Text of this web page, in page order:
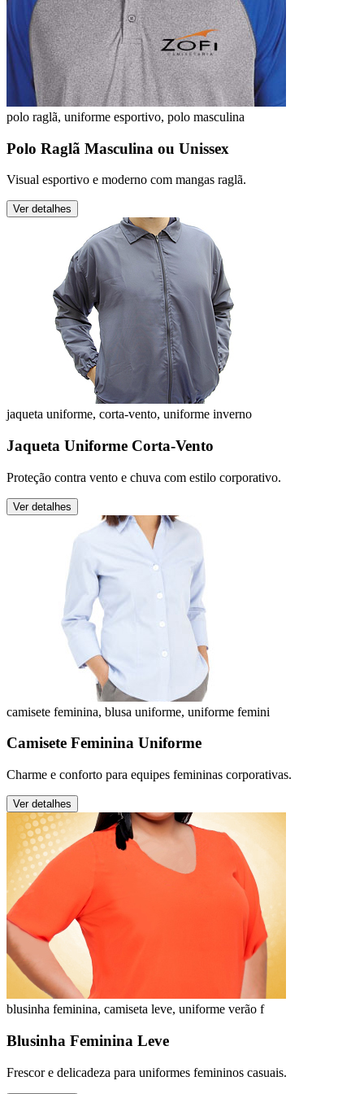
polo raglã, uniforme esportivo, polo masculina
Polo Raglã Masculina ou Unissex
Visual esportivo e moderno com mangas raglã.
Ver detalhes
jaqueta uniforme, corta-vento, uniforme inverno
Jaqueta Uniforme Corta-Vento
Proteção contra vento e chuva com estilo corporativo.
Ver detalhes
camisete feminina, blusa uniforme, uniforme femini
Camisete Feminina Uniforme
Charme e conforto para equipes femininas corporativas.
Ver detalhes
blusinha feminina, camiseta leve, uniforme verão f
Blusinha Feminina Leve
Frescor e delicadeza para uniformes femininos casuais.